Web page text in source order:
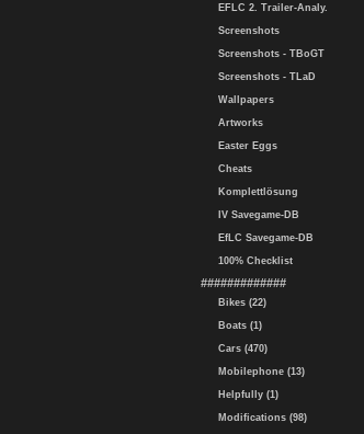
EFLC 2. Trailer-Analy.
Screenshots
Screenshots - TBoGT
Screenshots - TLaD
Wallpapers
Artworks
Easter Eggs
Cheats
Komplettlösung
IV Savegame-DB
EfLC Savegame-DB
100% Checklist
#############
Bikes (22)
Boats (1)
Cars (470)
Mobilephone (13)
Helpfully (1)
Modifications (98)